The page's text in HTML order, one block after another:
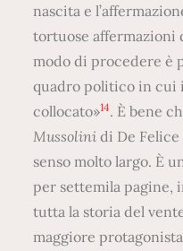
nascita e
tortuose affermazioni
modo di procedere è
quadro politico in cui
collocato»14. È bene
Mussolini di De Felice
senso molto largo. È
per settemila pagine,
tutta la storia del
maggiore